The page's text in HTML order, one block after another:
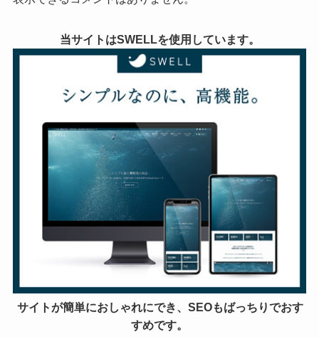
当サイトはSWELLを使用しています。
サイトが簡単におしゃれにでき、SEOもばっちりでおす
すめです。